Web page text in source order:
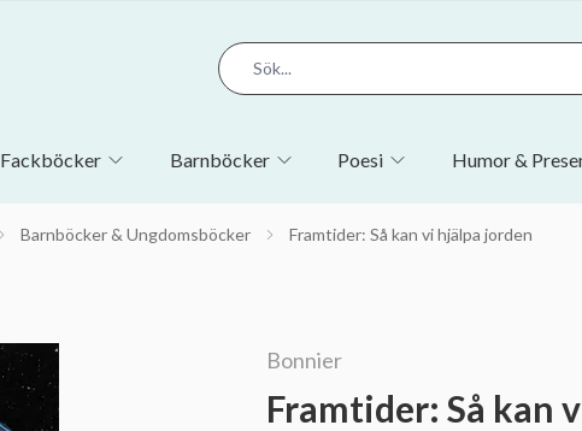
Fackböcker Barnböcker Poesi Humor &
Barnböcker & Ungdomsböcker Framtider: Så kan vi hjälpa jorden
Bonnier
Framtider: Så kan